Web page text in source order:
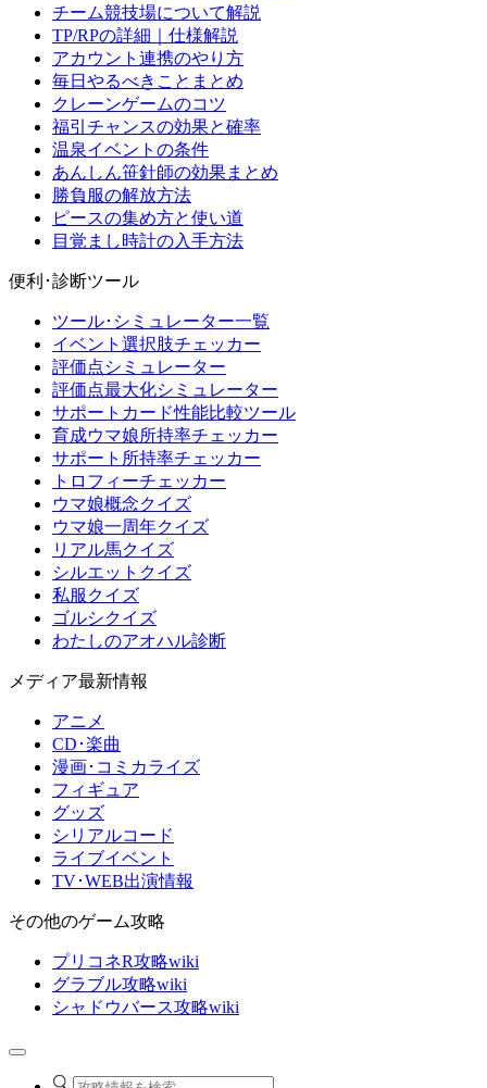
チーム競技場について解説
TP/RPの詳細｜仕様解説
アカウント連携のやり方
毎日やるべきことまとめ
クレーンゲームのコツ
福引チャンスの効果と確率
温泉イベントの条件
あんしん笹針師の効果まとめ
勝負服の解放方法
ピースの集め方と使い道
目覚まし時計の入手方法
便利･診断ツール
ツール･シミュレーター一覧
イベント選択肢チェッカー
評価点シミュレーター
評価点最大化シミュレーター
サポートカード性能比較ツール
育成ウマ娘所持率チェッカー
サポート所持率チェッカー
トロフィーチェッカー
ウマ娘概念クイズ
ウマ娘一周年クイズ
リアル馬クイズ
シルエットクイズ
私服クイズ
ゴルシクイズ
わたしのアオハル診断
メディア最新情報
アニメ
CD･楽曲
漫画･コミカライズ
フィギュア
グッズ
シリアルコード
ライブイベント
TV･WEB出演情報
その他のゲーム攻略
プリコネR攻略wiki
グラブル攻略wiki
シャドウバース攻略wiki